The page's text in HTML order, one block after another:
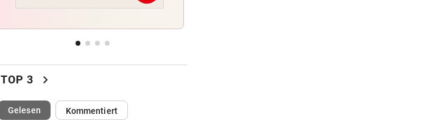
Feuerwerkskörper setzte
Hamilton zeigt Liebesglück mit
Kim Kardashian
SEGELN:
TOP 3 chevron_right
Gelesen(ausgewählt)Kommentiert